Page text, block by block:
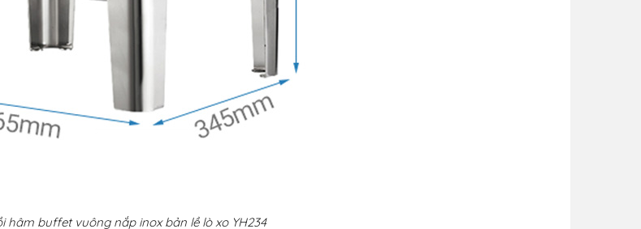
hâm buffet vuông nắp inox bản lề lò xo YH234